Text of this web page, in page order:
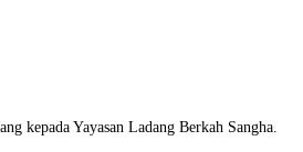
kepada Yayasan Ladang Berkah Sangha.